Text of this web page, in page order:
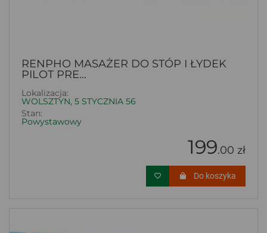
RENPHO MASAŻER DO STÓP I ŁYDEK
PILOT PRE...
Lokalizacja:
WOLSZTYN, 5 STYCZNIA 56
Stan:
Powystawowy
199.00 zł
Do koszyka